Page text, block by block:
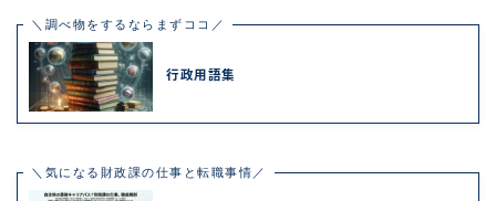
＼調べ物をするならまずココ／
行政用語集
＼気になる財政課の仕事と転職事情／